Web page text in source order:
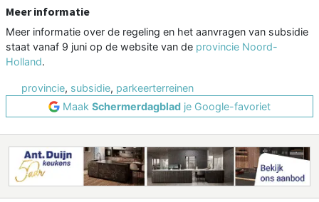
Meer informatie
Meer informatie over de regeling en het aanvragen van subsidie
staat vanaf 9 juni op de website van de provincie Noord-
Holland.
provincie, subsidie, parkeerterreinen
Maak Schermerdagblad je Google-favoriet